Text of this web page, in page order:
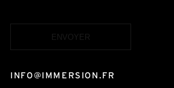
INFO@IMMERSION.FR